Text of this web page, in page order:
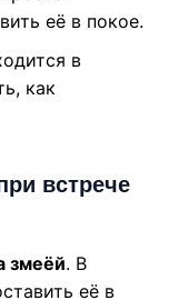
её в покое.
в
как
встрече
змеёй. В
её в